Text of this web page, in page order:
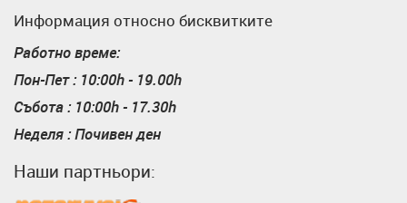
Информация относно бисквитките
Работно време:
Пон-Пет : 10:00h - 19.00h
Събота : 10:00h - 17.30h
Неделя : Почивен ден
Наши партньори: